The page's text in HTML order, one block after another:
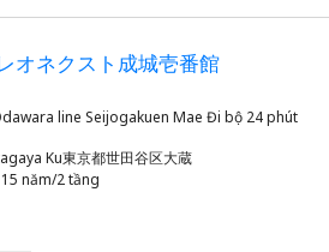
オネクスト成城壱番館
Ku東京都世田谷区大蔵
năm/2 tầng